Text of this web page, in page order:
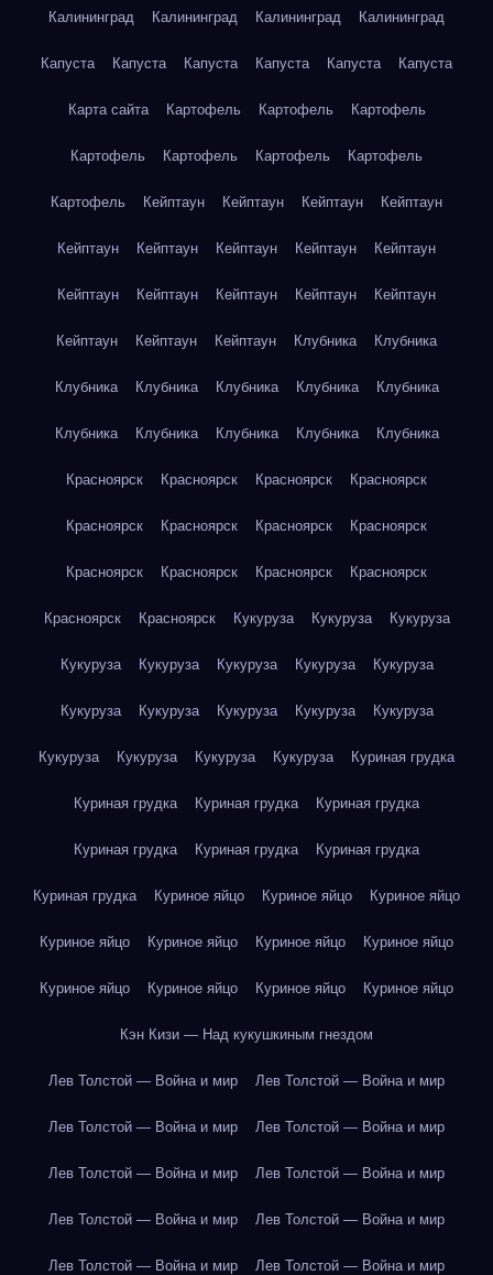
Калининград Калининград Калининград Калининград
Капуста Капуста Капуста Капуста Капуста Капуста
Карта сайта Картофель Картофель Картофель
Картофель Картофель Картофель Картофель
Картофель Кейптаун Кейптаун Кейптаун Кейптаун
Кейптаун Кейптаун Кейптаун Кейптаун Кейптаун
Кейптаун Кейптаун Кейптаун Кейптаун Кейптаун
Кейптаун Кейптаун Кейптаун Клубника Клубника
Клубника Клубника Клубника Клубника Клубника
Клубника Клубника Клубника Клубника Клубника
Красноярск Красноярск Красноярск Красноярск
Красноярск Красноярск Красноярск Красноярск
Красноярск Красноярск Красноярск Красноярск
Красноярск Красноярск Кукуруза Кукуруза Кукуруза
Кукуруза Кукуруза Кукуруза Кукуруза Кукуруза
Кукуруза Кукуруза Кукуруза Кукуруза Кукуруза
Кукуруза Кукуруза Кукуруза Кукуруза Куриная грудка
Куриная грудка Куриная грудка Куриная грудка
Куриная грудка Куриная грудка Куриная грудка
Куриная грудка Куриное яйцо Куриное яйцо Куриное яйцо
Куриное яйцо Куриное яйцо Куриное яйцо Куриное яйцо
Куриное яйцо Куриное яйцо Куриное яйцо Куриное яйцо
Кэн Кизи — Над кукушкиным гнездом
Лев Толстой — Война и мир Лев Толстой — Война и мир
Лев Толстой — Война и мир Лев Толстой — Война и мир
Лев Толстой — Война и мир Лев Толстой — Война и мир
Лев Толстой — Война и мир Лев Толстой — Война и мир
Лев Толстой — Война и мир Лев Толстой — Война и мир